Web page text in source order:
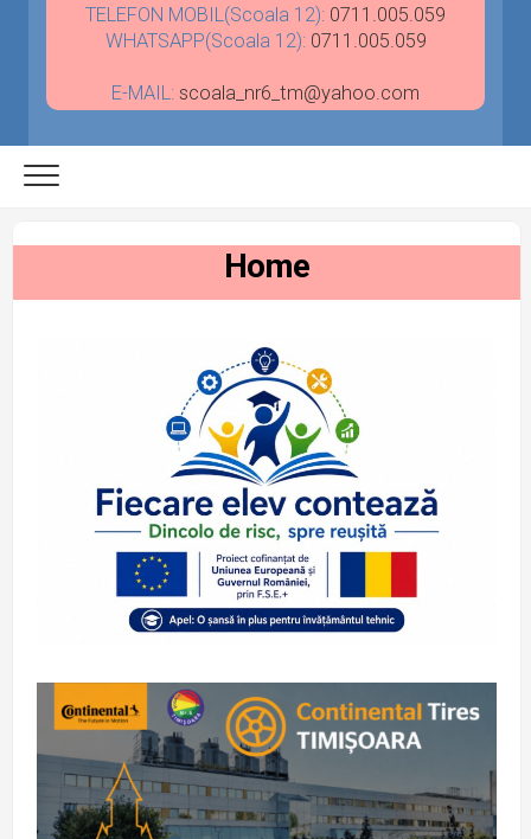
TELEFON MOBIL(Scoala 12): 0711.005.059
WHATSAPP(Scoala 12): 0711.005.059
E-MAIL: scoala_nr6_tm@yahoo.com
Home